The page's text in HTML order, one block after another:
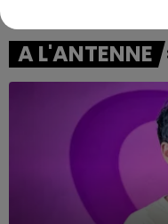
A L'ANTENNE